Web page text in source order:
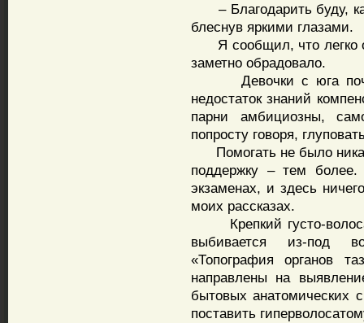
– Благодарить буду,
блеснув яркими глазами.
Я сообщил, что легко
заметно обрадовало.
Девочки с юга почти
недостаток знаний
парни амбициозны,
попросту говоря,
Помогать не было
поддержку – тем
экзаменах, и здесь
моих рассказах.
Крепкий густо-
выбивается из-под
«Топография органов
направлены на
бытовых анатомических
поставить